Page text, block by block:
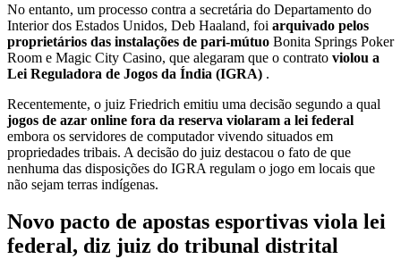
No entanto, um processo contra a secretária do Departamento do
Interior dos Estados Unidos, Deb Haaland, foi arquivado pelos
proprietários das instalações de pari-mútuo Bonita Springs Poker
Room e Magic City Casino, que alegaram que o contrato violou a
Lei Reguladora de Jogos da Índia (IGRA) .
Recentemente, o juiz Friedrich emitiu uma decisão segundo a qual
jogos de azar online fora da reserva violaram a lei federal
embora os servidores de computador vivendo situados em
propriedades tribais. A decisão do juiz destacou o fato de que
nenhuma das disposições do IGRA regulam o jogo em locais que
não sejam terras indígenas.
Novo pacto de apostas esportivas viola lei
federal, diz juiz do tribunal distrital